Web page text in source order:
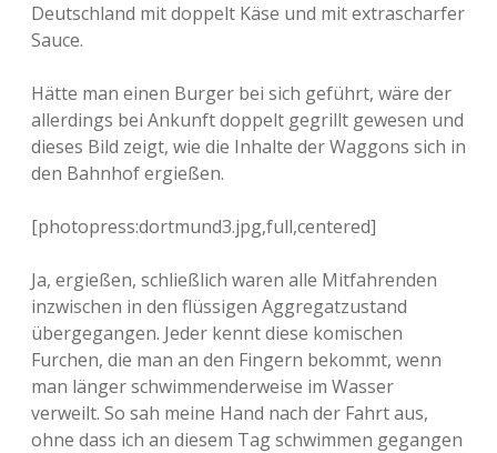
Deutschland mit doppelt Käse und mit extrascharfer
Sauce.
Hätte man einen Burger bei sich geführt, wäre der
allerdings bei Ankunft doppelt gegrillt gewesen und
dieses Bild zeigt, wie die Inhalte der Waggons sich in
den Bahnhof ergießen.
[photopress:dortmund3.jpg,full,centered]
Ja, ergießen, schließlich waren alle Mitfahrenden
inzwischen in den flüssigen Aggregatzustand
übergegangen. Jeder kennt diese komischen
Furchen, die man an den Fingern bekommt, wenn
man länger schwimmenderweise im Wasser
verweilt. So sah meine Hand nach der Fahrt aus,
ohne dass ich an diesem Tag schwimmen gegangen